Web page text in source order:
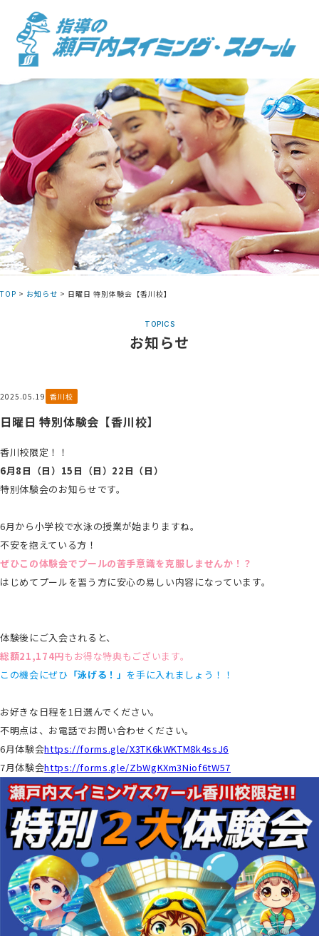
content
TOP > お知らせ > 日曜日 特別体験会【香川校】
TOPICS
お知らせ
2025.05.19 香川校
日曜日 特別体験会【香川校】
香川校限定！！
6月8日（日）15日（日）22日（日）
特別体験会のお知らせです。
6月から小学校で水泳の授業が始まりますね。
不安を抱えている方！
ぜひこの体験会でプールの苦手意識を克服しませんか！？
はじめてプールを習う方に安心の易しい内容になっています。
体験後にご入会されると、
総額21,174円もお得な特典もございます。
この機会にぜひ 「泳げる！」 を手に入れましょう！！
お好きな日程を1日選んでください。
不明点は、お電話でお問い合わせください。
6月体験会https://forms.gle/X3TK6kWKTM8k4ssJ6
7月体験会https://forms.gle/ZbWgKXm3Niof6tW57